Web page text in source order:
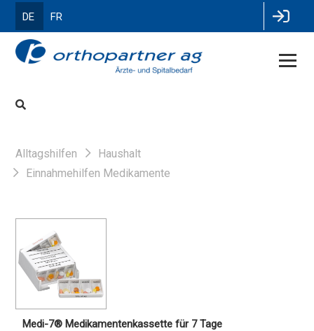
DE FR
Alltagshilfen
Haushalt
Einnahmehilfen Medikamente
Medi-7® Medikamentenkassette für 7 Tage